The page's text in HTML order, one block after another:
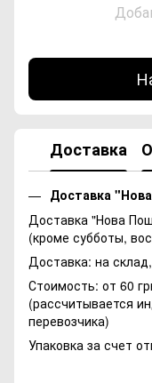
Доставка
Доставка
Доставка "Нова
(кроме субботы,
Доставка: на
Стоимость: от 60
(рассчитывается
перевозчика)
Упаковка за счет